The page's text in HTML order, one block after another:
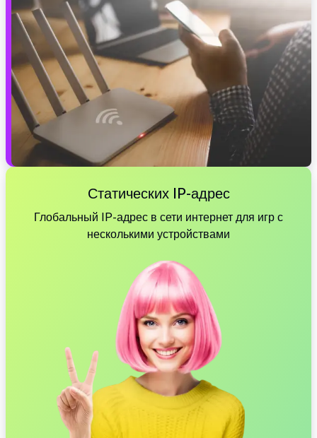
Статических IP-адрес
Глобальный IP-адрес в сети интернет для игр с
несколькими устройствами